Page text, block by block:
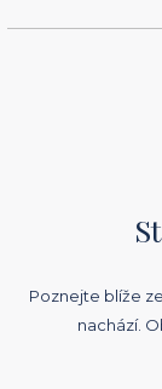
Poznejte blíže
nachází.